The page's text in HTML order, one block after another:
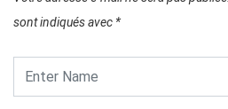
sont indiqués avec *